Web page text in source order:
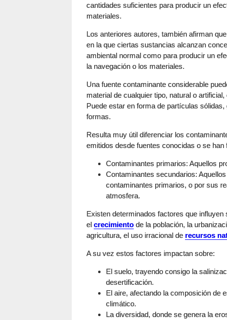
cantidades suficientes para producir un
materiales.
Los anteriores autores, también afirman
en la que ciertas sustancias alcanzan
ambiental normal como para producir un
la navegación o los materiales.
Una fuente contaminante considerable
material de cualquier tipo, natural o
Puede estar en forma de partículas
formas.
Resulta muy útil diferenciar los
emitidos desde fuentes conocidas o se
Contaminantes primarios: Aquellos
Contaminantes secundarios:
contaminantes primarios, o por sus
atmosfera.
Existen determinados factores que
el crecimiento de la población, la
agricultura, el uso irracional de recursos
A su vez estos factores impactan sobre:
El suelo, trayendo consigo la
desertificación.
El aire, afectando la composición de
climático.
La diversidad, donde se genera la